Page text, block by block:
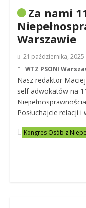
Za nami
Warszawie
21 października, 2025
WTZ PSONI
Nasz redaktor
self-adwokatów na
Posłuchajcie relacji
Kongres Osób z